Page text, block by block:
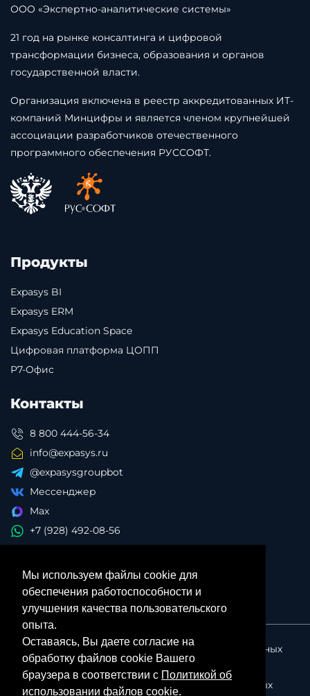
Мы используем файлы cookie для
обеспечения работоспособности и
улучшения качества пользовательского
опыта.
Оставаясь, Вы даете согласие на
обработку файлов cookie Вашего
браузера в соответствии с Политикой об
использовании файлов cookie.
ООО «Экспертно-аналитические системы»
21 год на рынке консалтинга и цифровой
трансформации бизнеса, образования и органов
государственной власти.
Организация включена в реестр аккредитованных ИТ-
компаний Минцифры и является членом крупнейшей
ассоциации разработчиков отечественного
программного обеспечения РУССОФТ.
Продукты
Expasys BI
Expasys ERM
Expasys Education Space
Цифровая платформа ЦОПП
Р7-Офис
Контакты
8 800 444-56-34
info@expasys.ru
@expasysgroupbot
Мессенджер
Max
+7 (928) 492-08-56
Политика в отношении обработки персональных
данных
Согласие на обработку персональных данных